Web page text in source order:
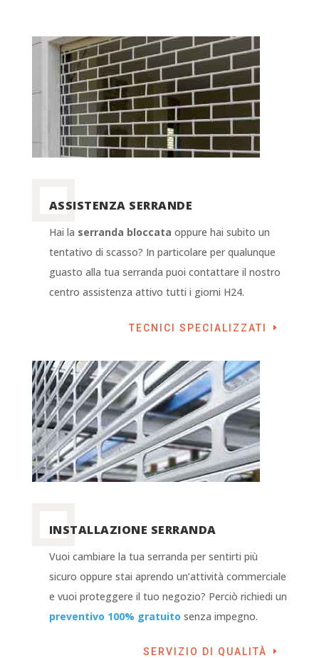
ASSISTENZA SERRANDE
Hai la serranda bloccata oppure hai subito un
tentativo di scasso? In particolare per qualunque
guasto alla tua serranda puoi contattare il nostro
centro assistenza attivo tutti i giorni H24.
TECNICI SPECIALIZZATI
INSTALLAZIONE SERRANDA
Vuoi cambiare la tua serranda per sentirti più
sicuro oppure stai aprendo un’attività commerciale
e vuoi proteggere il tuo negozio? Perciò richiedi un
preventivo 100% gratuito senza impegno.
SERVIZIO DI QUALITÀ